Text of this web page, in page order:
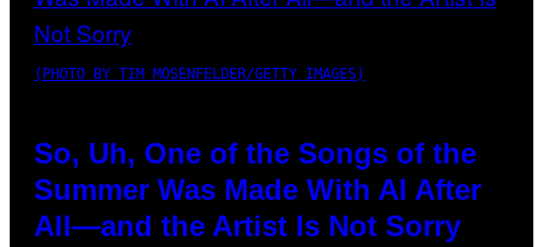
(PHOTO BY TIM MOSENFELDER/GETTY IMAGES)
So, Uh, One of the Songs of the
Summer Was Made With AI After
All—and the Artist Is Not Sorry